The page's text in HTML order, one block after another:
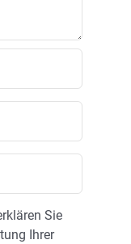
Sie
Ihrer